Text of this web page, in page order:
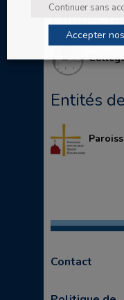
Entités
Entités
Contact
Continuer sans
Accepter